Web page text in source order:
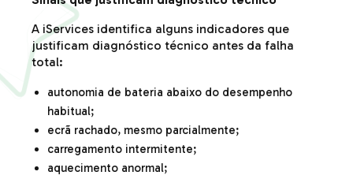
A iServices identifica alguns indicadores que
justificam diagnóstico técnico antes da falha
total:
autonomia de bateria abaixo do desempenho
habitual;
ecrã rachado, mesmo parcialmente;
carregamento intermitente;
aquecimento anormal;